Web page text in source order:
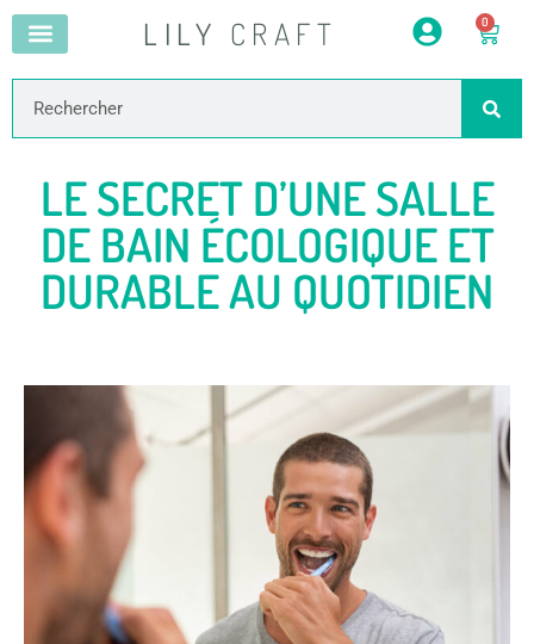
LILY CRAFT 0
LE SECRET D’UNE SALLE
DE BAIN ÉCOLOGIQUE ET
DURABLE AU QUOTIDIEN